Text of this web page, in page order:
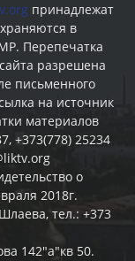
принадлежат
в
Перепечатка
разрешена
письменного
на источник
материалов
+373(778) 25234
о
2018г.
тел.: +373
142"а"кв 50.